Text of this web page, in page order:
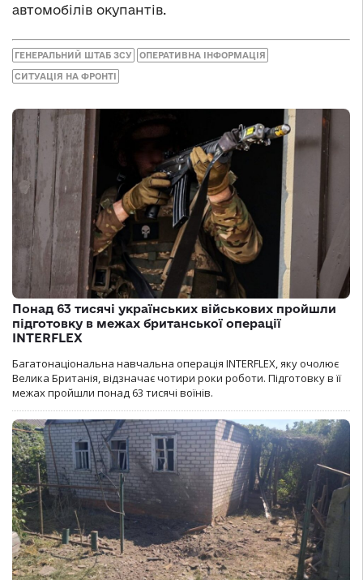
автомобілів окупантів.
ГЕНЕРАЛЬНИЙ ШТАБ ЗСУ ОПЕРАТИВНА ІНФОРМАЦІЯ
СИТУАЦІЯ НА ФРОНТІ
Понад 63 тисячі українських військових пройшли
підготовку в межах британської операції
INTERFLEX
Багатонаціональна навчальна операція INTERFLEX, яку очолює
Велика Британія, відзначає чотири роки роботи. Підготовку в її
межах пройшли понад 63 тисячі воїнів.